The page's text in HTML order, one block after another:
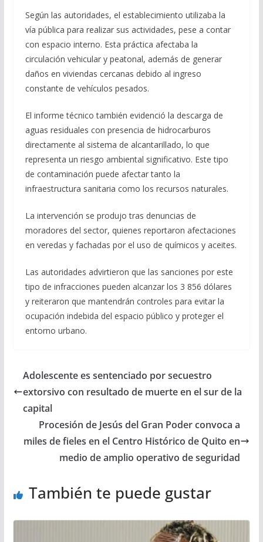
Según las autoridades, el establecimiento utilizaba la
vía pública para realizar sus actividades, pese a contar
con espacio interno. Esta práctica afectaba la
circulación vehicular y peatonal, además de generar
daños en viviendas cercanas debido al ingreso
constante de vehículos pesados.
El informe técnico también evidenció la descarga de
aguas residuales con presencia de hidrocarburos
directamente al sistema de alcantarillado, lo que
representa un riesgo ambiental significativo. Este tipo
de contaminación puede afectar tanto la
infraestructura sanitaria como los recursos naturales.
La intervención se produjo tras denuncias de
moradores del sector, quienes reportaron afectaciones
en veredas y fachadas por el uso de químicos y aceites.
Las autoridades advirtieron que las sanciones por este
tipo de infracciones pueden alcanzar los 3 856 dólares
y reiteraron que mantendrán controles para evitar la
ocupación indebida del espacio público y proteger el
entorno urbano.
Adolescente es sentenciado por secuestro
extorsivo con resultado de muerte en el sur de la
capital
Procesión de Jesús del Gran Poder convoca a
miles de fieles en el Centro Histórico de Quito en
medio de amplio operativo de seguridad
También te puede gustar